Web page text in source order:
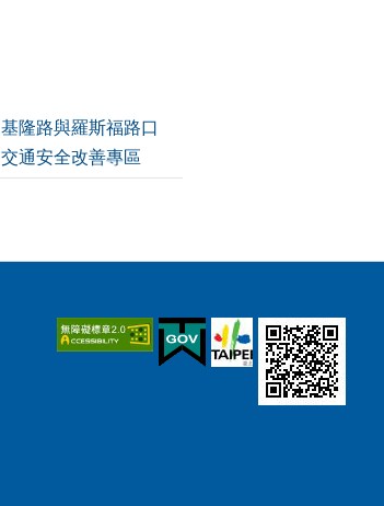
基隆路與羅斯福路口
交通安全改善專區